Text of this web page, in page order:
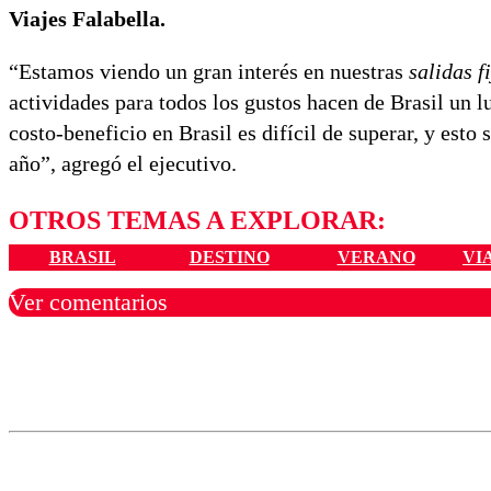
Viajes Falabella.
“Estamos viendo un gran interés en nuestras salidas
actividades para todos los gustos hacen de Brasil
costo-beneficio en Brasil es difícil de superar, y esto
año”, agregó el ejecutivo.
OTROS TEMAS A EXPLORAR:
BRASIL DESTINO VERANO
Ver comentarios